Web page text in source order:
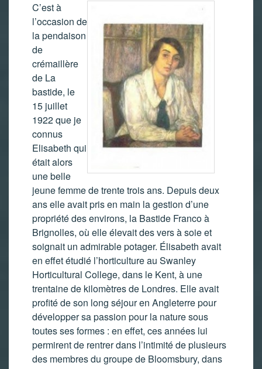
C’est à
l’occasion de
la pendaison
de
crémaillère
de La
bastide, le
15 juillet
1922 que je
connus
Elisabeth qui
était alors
une belle
jeune femme de trente trois ans. Depuis deux
ans elle avait pris en main la gestion d’une
propriété des environs, la Bastide Franco à
Brignolles, où elle élevait des vers à soie et
soignait un admirable potager. Élisabeth avait
en effet étudié l’horticulture au Swanley
Horticultural College, dans le Kent, à une
trentaine de kilomètres de Londres. Elle avait
profité de son long séjour en Angleterre pour
développer sa passion pour la nature sous
toutes ses formes : en effet, ces années lui
permirent de rentrer dans l’intimité de plusieurs
des membres du groupe de Bloomsbury, dans